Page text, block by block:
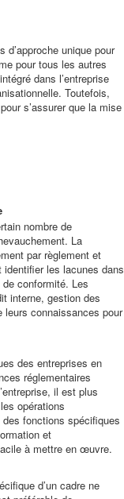
d’approche unique pour
pour tous les autres
dans l’entreprise
Toutefois,
s’assurer que la mise
nombre de
La
par règlement et
les lacunes dans
conformité. Les
interne, gestion des
leurs connaissances pour
des entreprises en
réglementaires
il est plus
opérations
fonctions spécifiques
et
à mettre en œuvre.
d’un cadre ne